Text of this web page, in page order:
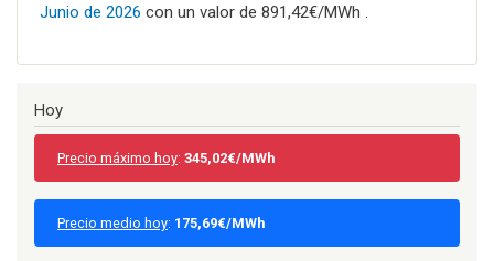
Junio de 2026 con un valor de 891,42€/MWh .
Hoy
Precio máximo hoy: 345,02€/MWh
Precio medio hoy: 175,69€/MWh